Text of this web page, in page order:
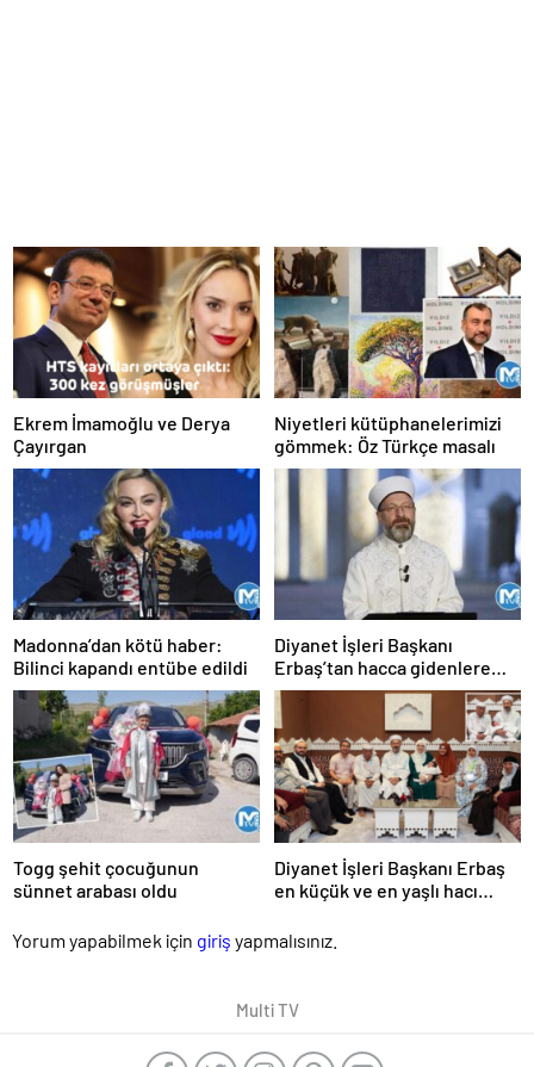
Ekrem İmamoğlu ve Derya
Çayırgan
Niyetleri kütüphanelerimizi
gömmek: Öz Türkçe masalı
Madonna’dan kötü haber:
Bilinci kapandı entübe edildi
Diyanet İşleri Başkanı
Erbaş’tan hacca gidenlere
çağrı
Togg şehit çocuğunun
sünnet arabası oldu
Diyanet İşleri Başkanı Erbaş
en küçük ve en yaşlı hacı
Yorum yapabilmek için giriş yapmalısınız.
Multi TV